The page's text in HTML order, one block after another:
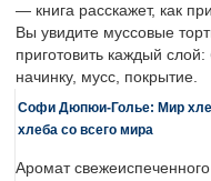
— книга расскажет, как
Вы увидите муссовые
приготовить каждый
начинку, мусс, покрытие.
Софи Дюпюи-Голье: Мир
хлеба со всего мира
Аромат